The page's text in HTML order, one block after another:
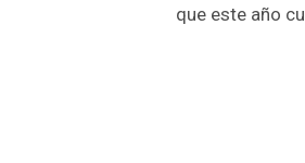
que este año